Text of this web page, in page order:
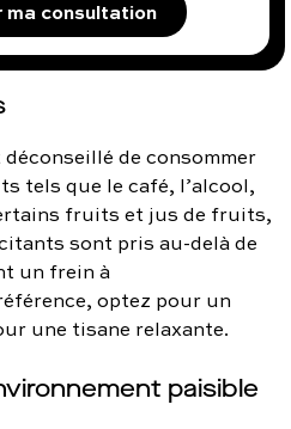
ma consultation
de consommer
tels que le café, l’alcool,
fruits et jus de fruits,
sont pris au-delà de
un frein à
optez pour un
une tisane relaxante.
paisible